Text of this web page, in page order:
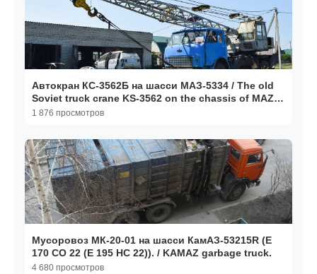
Автокран КС-3562Б на шасси МАЗ-5334 / The old
Soviet truck crane KS-3562 on the chassis of MAZ-
5334
1 876 просмотров
Мусоровоз МК-20-01 на шасси КамАЗ-53215R (Е
170 СО 22 (Е 195 НС 22)). / KAMAZ garbage truck.
4 680 просмотров